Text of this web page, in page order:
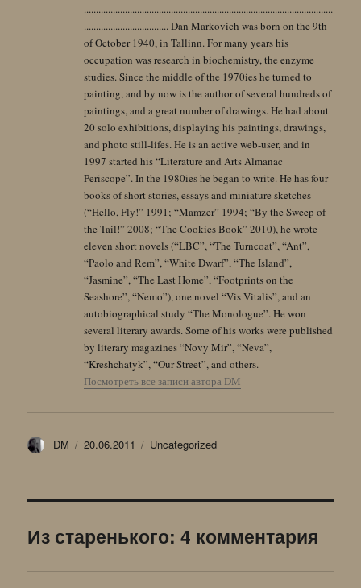
.......................................................................................................
................................... Dan Markovich was born on the 9th
of October 1940, in Tallinn. For many years his
occupation was research in biochemistry, the enzyme
studies. Since the middle of the 1970ies he turned to
painting, and by now is the author of several hundreds of
paintings, and a great number of drawings. He had about
20 solo exhibitions, displaying his paintings, drawings,
and photo still-lifes. He is an active web-user, and in
1997 started his “Literature and Arts Almanac
Periscope”. In the 1980ies he began to write. He has four
books of short stories, essays and miniature sketches
(“Hello, Fly!” 1991; “Mamzer” 1994; “By the Sweep of
the Tail!” 2008; “The Cookies Book” 2010), he wrote
eleven short novels (“LBC”, “The Turncoat”, “Ant”,
“Paolo and Rem”, “White Dwarf”, “The Island”,
“Jasmine”, “The Last Home”, “Footprints on the
Seashore”, “Nemo”), one novel “Vis Vitalis”, and an
autobiographical study “The Monologue”. He won
several literary awards. Some of his works were published
by literary magazines “Novy Mir”, “Neva”,
“Kreshchatyk”, “Our Street”, and others.
Посмотреть все записи автора DM
Автор
DM Опубликовано
20.06.2011 Рубрики
Uncategorized
Из старенького: 4 комментария